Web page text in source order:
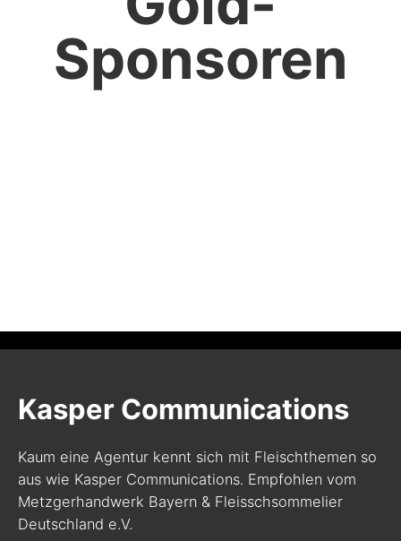
Sponsoren
Kasper Communications
Kaum eine Agentur kennt sich mit Fleischthemen so
aus wie Kasper Communications. Empfohlen vom
Metzgerhandwerk Bayern & Fleisschsommelier
Deutschland e.V.